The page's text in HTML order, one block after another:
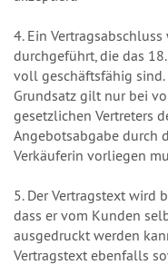
4. Ein
durchgeführt, die das
voll geschäftsfähig sind.
Grundsatz gilt nur bei
gesetzlichen Vertreters
Angebotsabgabe durch
Verkäuferin vorliegen
5. Der Vertragstext wird
dass er vom Kunden
ausgedruckt werden
Vertragstext ebenfalls